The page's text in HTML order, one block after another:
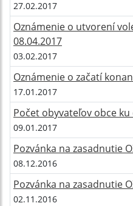
27.02.2017
Oznámenie o utvorení
08.04.2017
03.02.2017
Oznámenie o začatí
17.01.2017
Počet obyvateľov obce
09.01.2017
Pozvánka na zasadnutie
08.12.2016
Pozvánka na zasadnutie
02.11.2016